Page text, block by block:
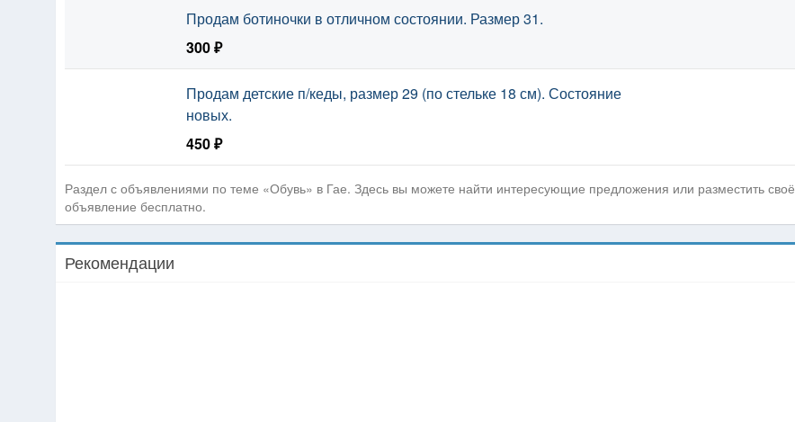
Продам ботиночки в отличном состоянии. Размер 31.
300 ₽
Продам детские п/кеды, размер 29 (по стельке 18 см). Состояние
новых.
450 ₽
Раздел с объявлениями по теме «Обувь» в Гае. Здесь вы можете найти интересующие предложения или разместить своё
объявление бесплатно.
Рекомендации